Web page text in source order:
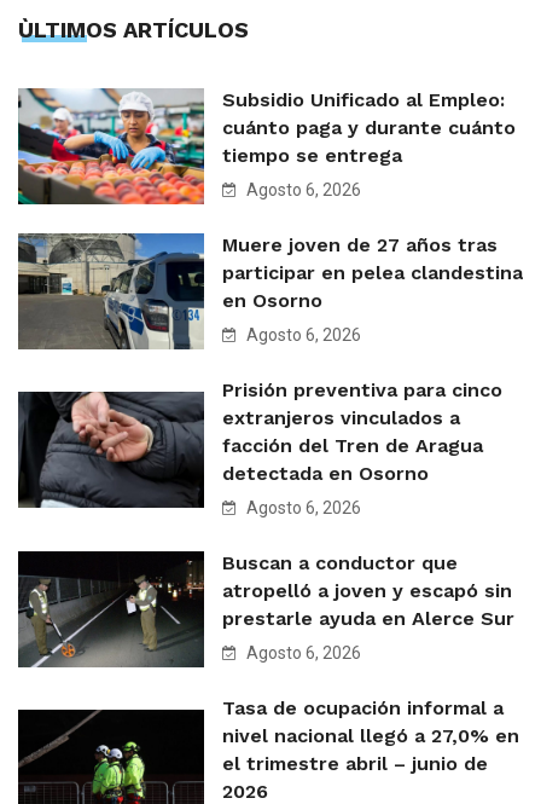
ÙLTIMOS ARTÍCULOS
Subsidio Unificado al Empleo:
cuánto paga y durante cuánto
tiempo se entrega
Agosto 6, 2026
Muere joven de 27 años tras
participar en pelea clandestina
en Osorno
Agosto 6, 2026
Prisión preventiva para cinco
extranjeros vinculados a
facción del Tren de Aragua
detectada en Osorno
Agosto 6, 2026
Buscan a conductor que
atropelló a joven y escapó sin
prestarle ayuda en Alerce Sur
Agosto 6, 2026
Tasa de ocupación informal a
nivel nacional llegó a 27,0% en
el trimestre abril – junio de
2026